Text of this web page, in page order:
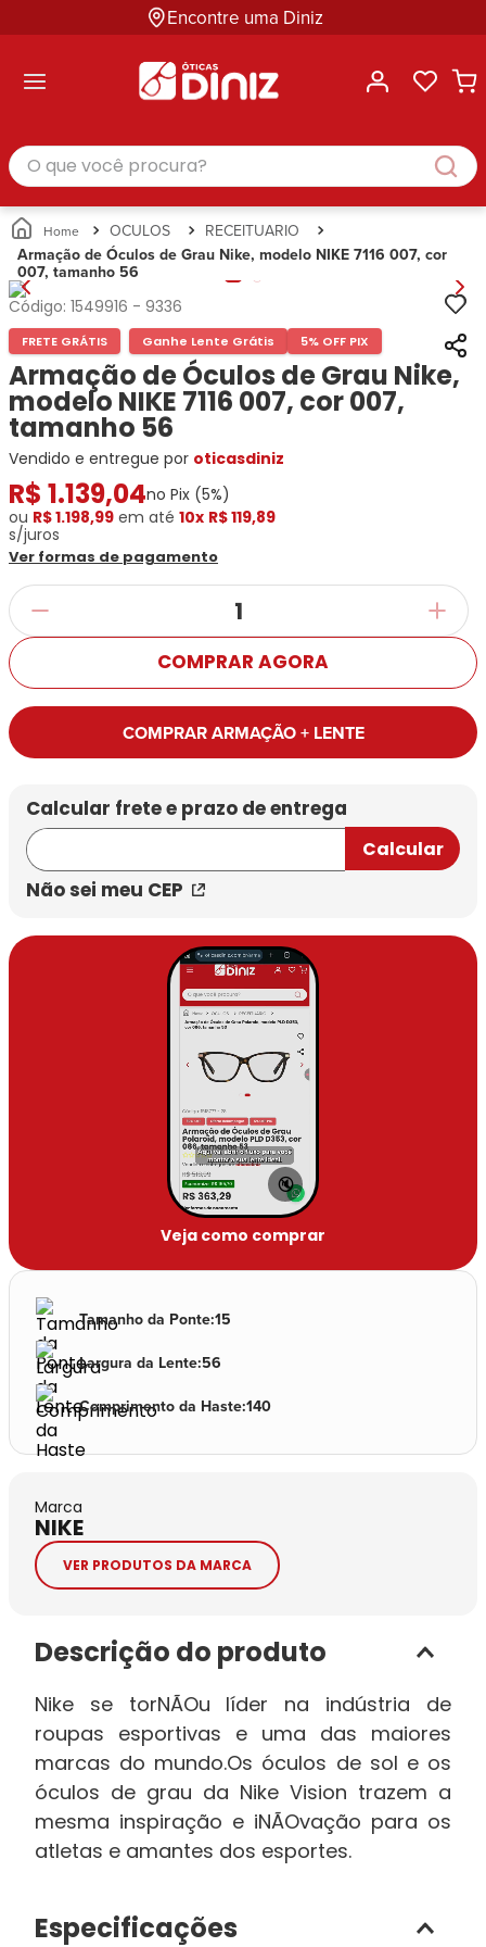
Encontre uma Diniz
Masculino
Feminino
Infantil
Unissex
Busque
Por
Marcas
Ana
Hickmann
Bulget
Miu-
Miu
Guess
Lacoste
Ray-
Ban
Todas
as
Marcas
Marcas
Exclusivas
Exclusivas
Categorias
Masculino
Feminino
Infantil
Unissex
Busque
Por
Marcas
Ray-
Ban
Prada
Ana
Hickmann
Tecnol
Miu-
Miu
Polaroid
Vogue
Todas
Totas
Correntes
para
Óculos
Estojos
para
Óculos
Soluções
e
Cuidados
Busque
Ray-
Ban
Prada
Exchange
Tommy
Hilfiger
Ana
Hickmann
Guess
Speedo
Atittude
Bulget
Todas
as
Marcas
Marcas
Categoria
Armações
de Óculos
Óculos
de Sol
Corrente
para
Estojo
para
Óculos
Gênero
Masculino
Feminino
Infantil
Unissex
Marcas
Exclusivas
Dii
Collection
O que você procura?
OCULOS
RECEITUARIO
Armação de Óculos de Grau Nike, modelo NIKE 7116 007, cor
007, tamanho 56
Código: 1549916 - 9336
FRETE GRÁTIS Ganhe Lente Grátis 5% OFF PIX
Armação de Óculos de Grau Nike,
modelo NIKE 7116 007, cor 007,
tamanho 56
Vendido e entregue por oticasdiniz
R$ 1.139,04no Pix (5%)
ou R$ 1.198,99 em até 10x R$ 119,89
s/juros
Ver formas de pagamento
COMPRAR AGORA
COMPRAR ARMAÇÃO + LENTE
Não sei meu CEP
🔇
Veja como comprar
Tamanho da Ponte:15
Largura da Lente:56
Comprimento da Haste:140
Marca
NIKE
VER PRODUTOS DA MARCA
Descrição do produto
Nike se torNÃOu líder na indústria de
roupas esportivas e uma das maiores
marcas do mundo.Os óculos de sol e os
óculos de grau da Nike Vision trazem a
mesma inspiração e iNÃOvação para os
atletas e amantes dos esportes.
Especificações